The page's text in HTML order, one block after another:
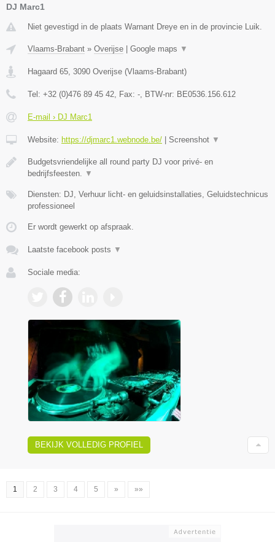
DJ Marc1
Niet gevestigd in de plaats Warnant Dreye en in de provincie Luik.
Vlaams-Brabant » Overijse | Google maps ▼
Hagaard 65 3090 Overijse (Vlaams-Brabant)
Tel: +32 (0)476 89 45 42 , Fax: - , BTW-nr: BE0536.156.612
E-mail › DJ Marc1
Website: https://djmarc1.webnode.be/ | Screenshot ▼
Budgetsvriendelijke all round party DJ voor privé- en
bedrijfsfeesten.
▼
Diensten: DJ, Verhuur licht- en geluidsinstallaties, Geluidstechnicus
professioneel
Er wordt gewerkt op afspraak.
Laatste facebook posts ▼
Sociale media:
BEKIJK VOLLEDIG PROFIEL
1 2 3 4 5 » »»